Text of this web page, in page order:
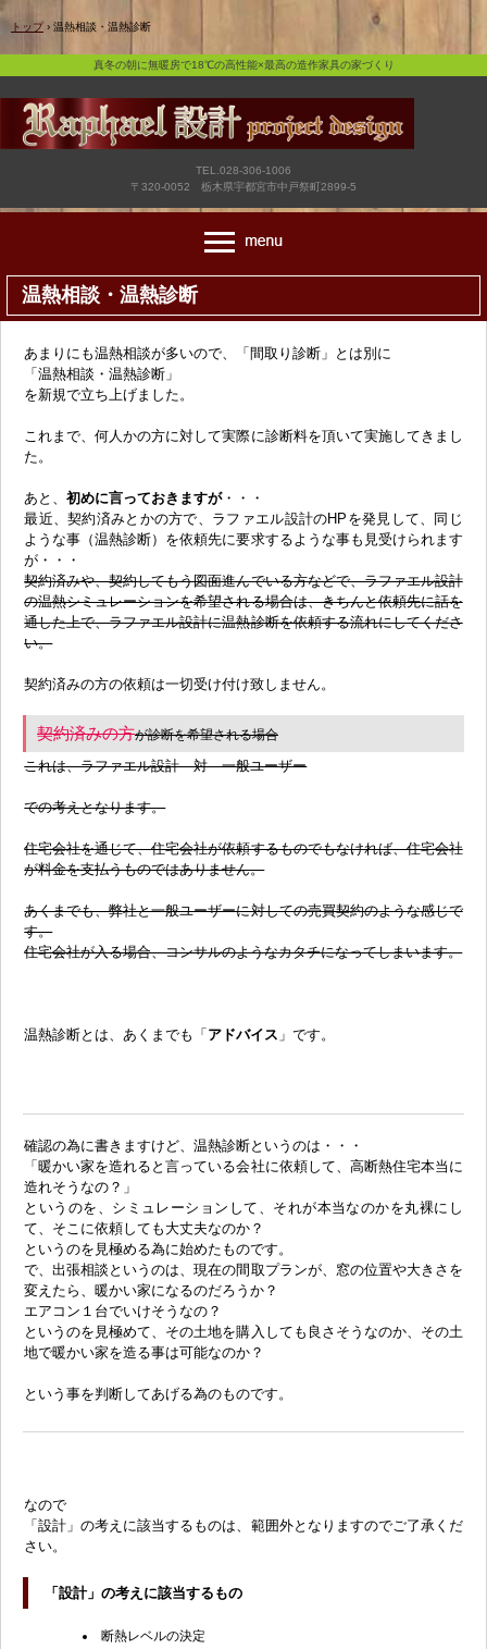
真冬の朝に無暖房で18℃の高性能×最高の造作家具の家づくり
トップ › 温熱相談・温熱診断
真冬の朝に無暖房で18℃の高性能×最高の造作家具の家づくり
TEL.028-306-1006
〒320-0052 栃木県宇都宮市中戸祭町2899-5
温熱相談・温熱診断
あまりにも温熱相談が多いので、「間取り診断」とは別に
「温熱相談・温熱診断」
を新規で立ち上げました。
これまで、何人かの方に対して実際に診断料を頂いて実施してきまし
た。
あと、初めに言っておきますが・・・
最近、契約済みとかの方で、ラファエル設計のHPを発見して、同じ
ような事（温熱診断）を依頼先に要求するような事も見受けられます
が・・・
契約済みや、契約してもう図面進んでいる方などで、ラファエル設計
の温熱シミュレーションを希望される場合は、きちんと依頼先に話を
通した上で、ラファエル設計に温熱診断を依頼する流れにしてくださ
い。
契約済みの方の依頼は一切受け付け致しません。
契約済みの方が診断を希望される場合
これは、ラファエル設計 対 一般ユーザー
での考えとなります。
住宅会社を通じて、住宅会社が依頼するものでもなければ、住宅会社
が料金を支払うものではありません。
あくまでも、弊社と一般ユーザーに対しての売買契約のような感じで
す。
住宅会社が入る場合、コンサルのようなカタチになってしまいます。
温熱診断とは、あくまでも「 アドバイス 」です。
確認の為に書きますけど、温熱診断というのは・・・
「暖かい家を造れると言っている会社に依頼して、高断熱住宅本当に
造れそうなの？」
というのを、シミュレーションして、それが本当なのかを丸裸にし
て、そこに依頼しても大丈夫なのか？
というのを見極める為に始めたものです。
で、出張相談というのは、現在の間取プランが、窓の位置や大きさを
変えたら、暖かい家になるのだろうか？
エアコン１台でいけそうなの？
というのを見極めて、その土地を購入しても良さそうなのか、その土
地で暖かい家を造る事は可能なのか？
という事を判断してあげる為のものです。
なので
「設計」の考えに該当するものは、範囲外となりますのでご了承くだ
さい。
「 設計」の考えに該当するもの
断熱レベルの決定